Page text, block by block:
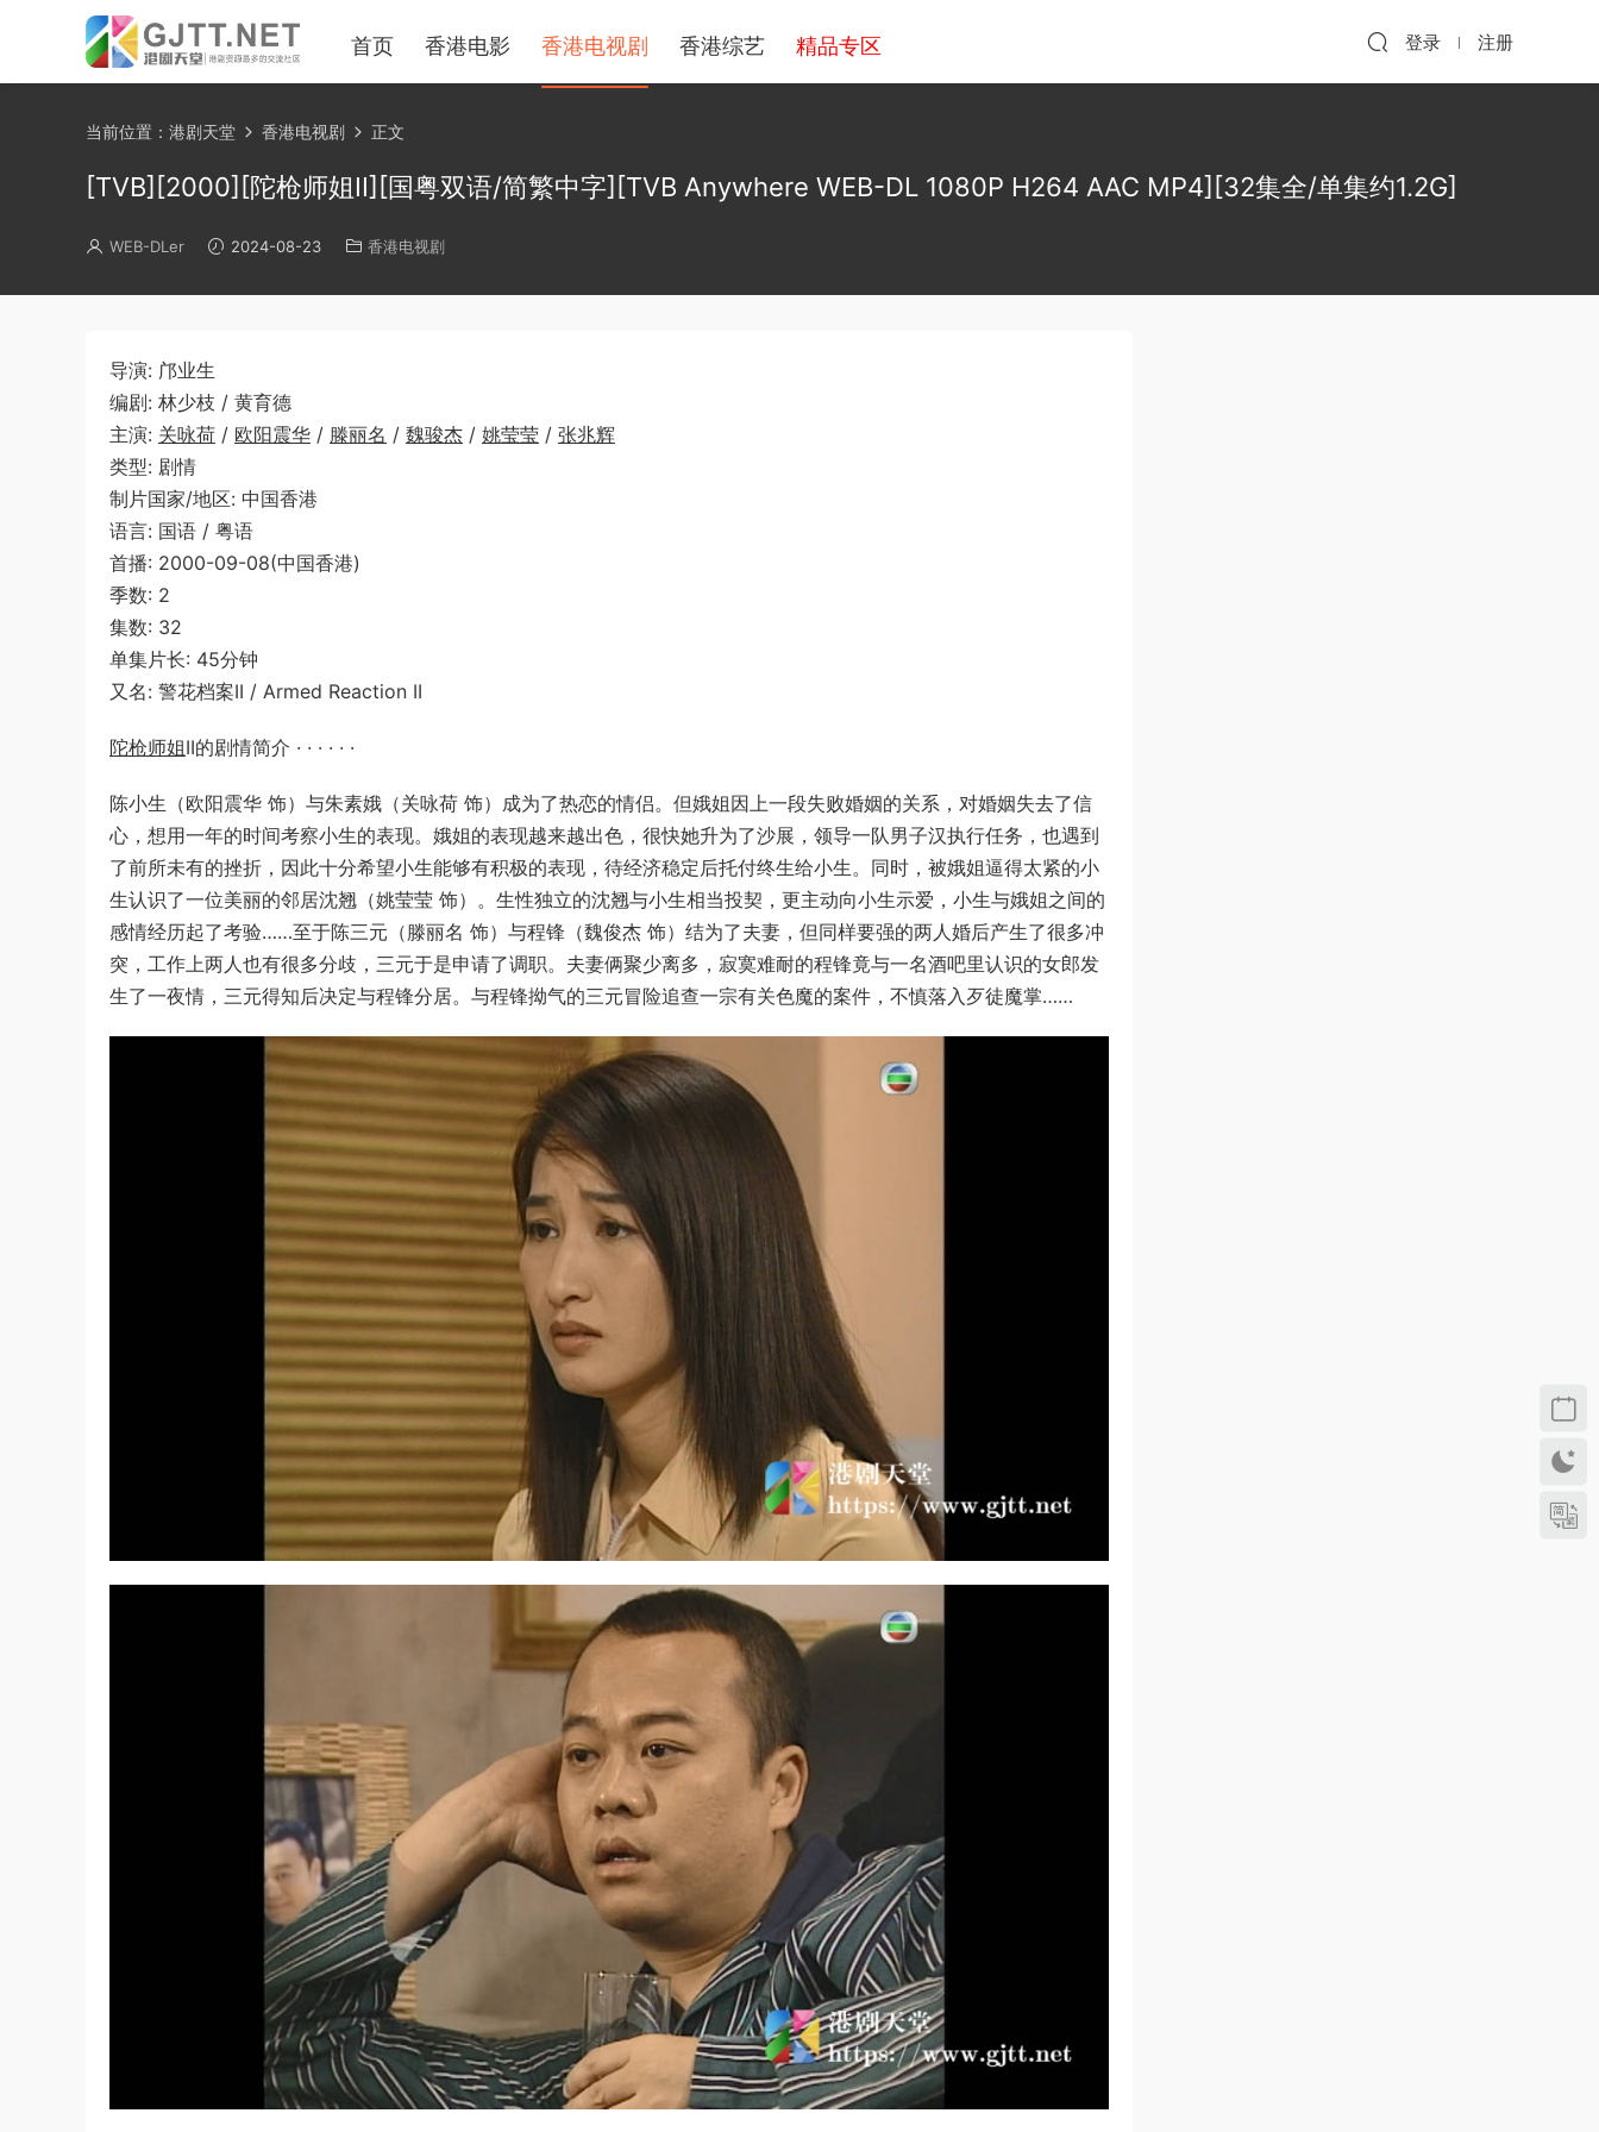
首页 香港电影 香港电视剧 香港综艺 精品专区 登录 注册
当前位置： 港剧天堂 香港电视剧 正文
[TVB][2000][陀枪师姐II][国粤双语/简繁中字][TVB Anywhere WEB-DL 1080P H264 AAC MP4][32集全/单集约1.2G]
WEB-DLer 2024-08-23 香港电视剧
导演: 邝业生
编剧: 林少枝 / 黄育德
主演: 关咏荷 / 欧阳震华 / 滕丽名 / 魏骏杰 / 姚莹莹 / 张兆辉
类型: 剧情
制片国家/地区: 中国香港
语言: 国语 / 粤语
首播: 2000-09-08(中国香港)
季数: 2
集数: 32
单集片长: 45分钟
又名: 警花档案II / Armed Reaction II
陀枪师姐II的剧情简介 · · · · · ·
陈小生（欧阳震华 饰）与朱素娥（关咏荷 饰）成为了热恋的情侣。但娥姐因上一段失败婚姻的关系，对婚姻失去了信
心，想用一年的时间考察小生的表现。娥姐的表现越来越出色，很快她升为了沙展，领导一队男子汉执行任务，也遇到
了前所未有的挫折，因此十分希望小生能够有积极的表现，待经济稳定后托付终生给小生。同时，被娥姐逼得太紧的小
生认识了一位美丽的邻居沈翘（姚莹莹 饰）。生性独立的沈翘与小生相当投契，更主动向小生示爱，小生与娥姐之间的
感情经历起了考验……至于陈三元（滕丽名 饰）与程锋（魏俊杰 饰）结为了夫妻，但同样要强的两人婚后产生了很多冲
突，工作上两人也有很多分歧，三元于是申请了调职。夫妻俩聚少离多，寂寞难耐的程锋竟与一名酒吧里认识的女郎发
生了一夜情，三元得知后决定与程锋分居。与程锋拗气的三元冒险追查一宗有关色魔的案件，不慎落入歹徒魔掌……